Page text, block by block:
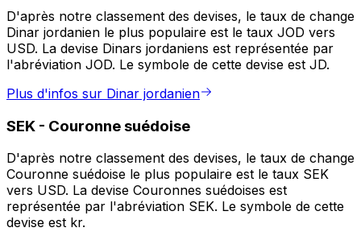
D'après notre classement des devises, le taux de change
Dinar jordanien le plus populaire est le taux JOD vers
USD. La devise Dinars jordaniens est représentée par
l'abréviation JOD. Le symbole de cette devise est JD.
Plus d'infos sur Dinar jordanien
SEK - Couronne suédoise
D'après notre classement des devises, le taux de change
Couronne suédoise le plus populaire est le taux SEK
vers USD. La devise Couronnes suédoises est
représentée par l'abréviation SEK. Le symbole de cette
devise est kr.